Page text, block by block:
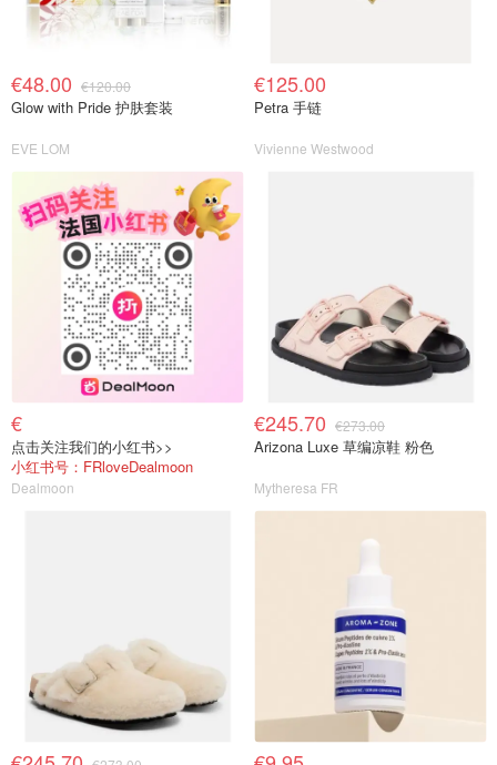
€48.00 €120.00
Glow with Pride 护肤套装
EVE LOM
€125.00
Petra 手链
Vivienne Westwood
€
点击关注我们的小红书>>
小红书号：FRloveDealmoon
Dealmoon
€245.70 €273.00
Arizona Luxe 草编凉鞋 粉色
Mytheresa FR